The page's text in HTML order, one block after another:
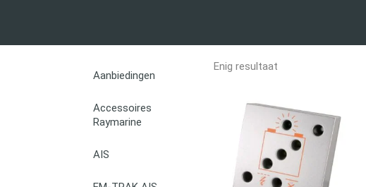
Aanbiedingen
Accessoires
Raymarine
AIS
Enig resultaat